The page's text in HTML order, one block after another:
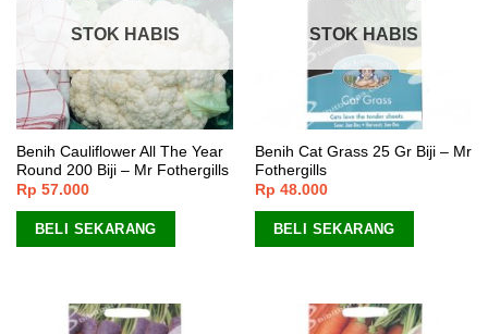
STOK HABIS
Benih Cauliflower All The Year
Round 200 Biji – Mr Fothergills
Rp 57.000
BELI SEKARANG
STOK HABIS
Benih Cat Grass 25 Gr Biji – Mr
Fothergills
Rp 48.000
BELI SEKARANG